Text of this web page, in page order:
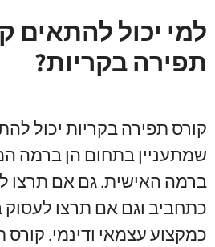
למי יכול להתאים
תפירה בקריות?
קורס תפירה בקריות יכול
שמתעניין בתחום הן ברמה
ברמה האישית. גם אם תרצו
כתחביב וגם אם תרצו
כמקצוע עצמאי ודינמי. קורס